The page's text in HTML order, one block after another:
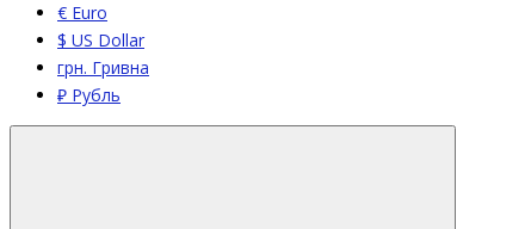
€ Euro
$ US Dollar
грн. Гривна
₽ Рубль